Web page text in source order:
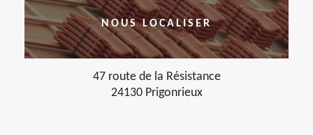
NOUS LOCALISER
47 route de la Résistance
24130 Prigonrieux